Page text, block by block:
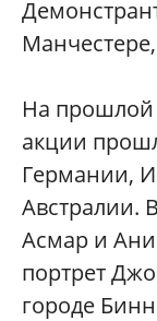
На прошлой
акции
Германии,
Австралии.
Асмар и
портрет
городе